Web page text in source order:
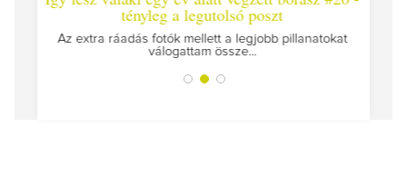
tényleg a legutolsó poszt
fotók mellett a legjobb pillanatokat
Megírtuk a modulzáró